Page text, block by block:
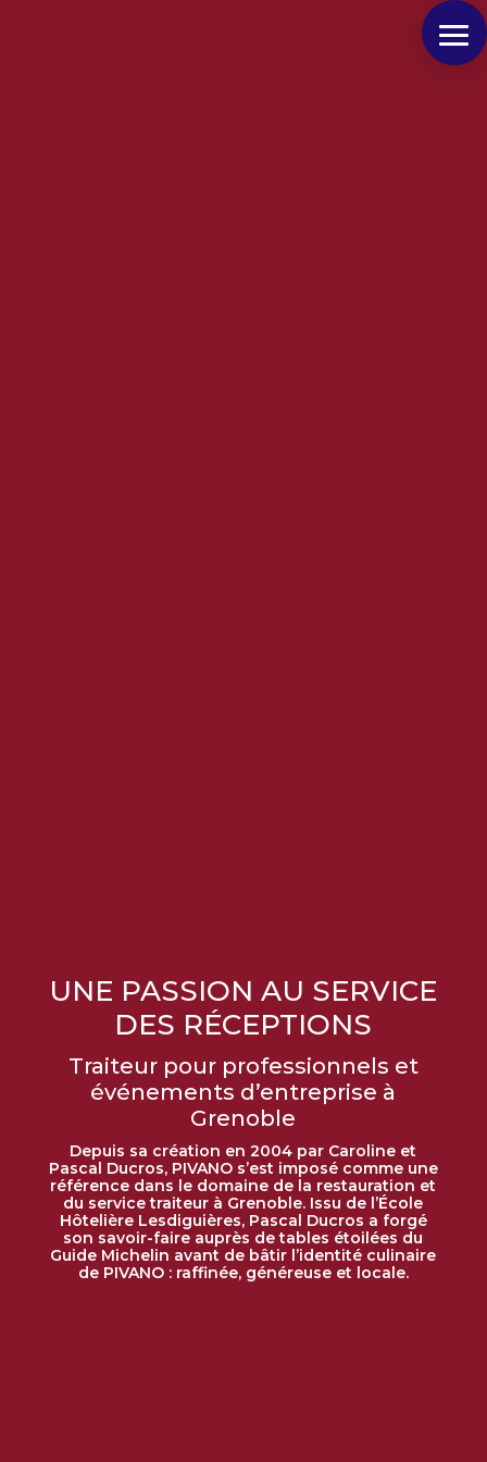
UNE PASSION AU SERVICE
DES RÉCEPTIONS
Traiteur pour professionnels et
événements d’entreprise à
Grenoble
Depuis sa création en 2004 par Caroline et
Pascal Ducros, PIVANO s’est imposé comme une
référence dans le domaine de la restauration et
du service traiteur à Grenoble. Issu de l’École
Hôtelière Lesdiguières, Pascal Ducros a forgé
son savoir-faire auprès de tables étoilées du
Guide Michelin avant de bâtir l’identité culinaire
de PIVANO : raffinée, généreuse et locale.